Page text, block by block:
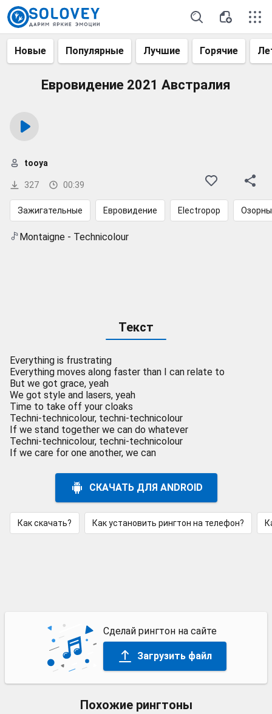
Новые Популярные Лучшие Горячие
Евровидение 2021 Австралия
327 00:39
tooya
Зажигательные Евровидение Electropop
Montaigne - Technicolour
Текст
Everything is frustrating
Everything moves along faster than I can relate to
But we got grace, yeah
We got style and lasers, yeah
Time to take off your cloaks
Techni-technicolour, techni-technicolour
If we stand together we can do whatever
Techni-technicolour, techni-technicolour
If we care for one another, we can
СКАЧАТЬ ДЛЯ ANDROID
Как скачать? Как установить рингтон на телефон?
Сделай рингтон на сайте
Загрузить файл
Похожие рингтоны